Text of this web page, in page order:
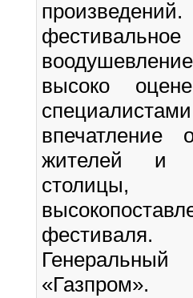
высоко
впечатление
жителей и
фестиваля.
«Газпром».